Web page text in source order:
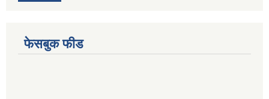
फेसबुक फीड